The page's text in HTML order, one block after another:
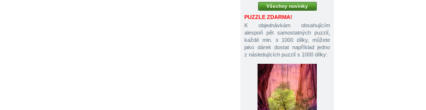
Všechny novinky
PUZZLE ZDARMA!
K objednávkám obsahujícím
alespoň pět samostatných puzzlí,
každé min. s 1000 dílky, můžete
jako dárek dostat například jedno
z následujících puzzlí s 1000 dílky: